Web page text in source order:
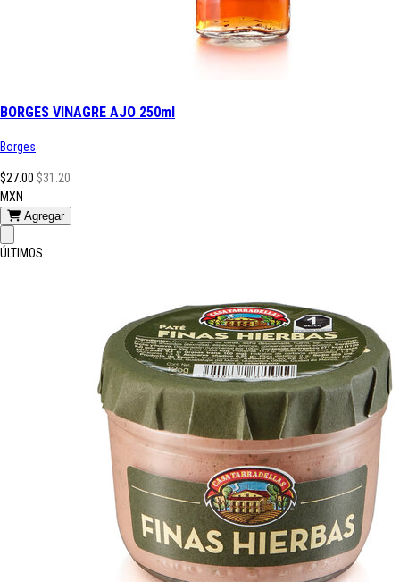
BORGES VINAGRE AJO 250ml
Borges
$27.00 $31.20
MXN
Agregar
ÚLTIMOS